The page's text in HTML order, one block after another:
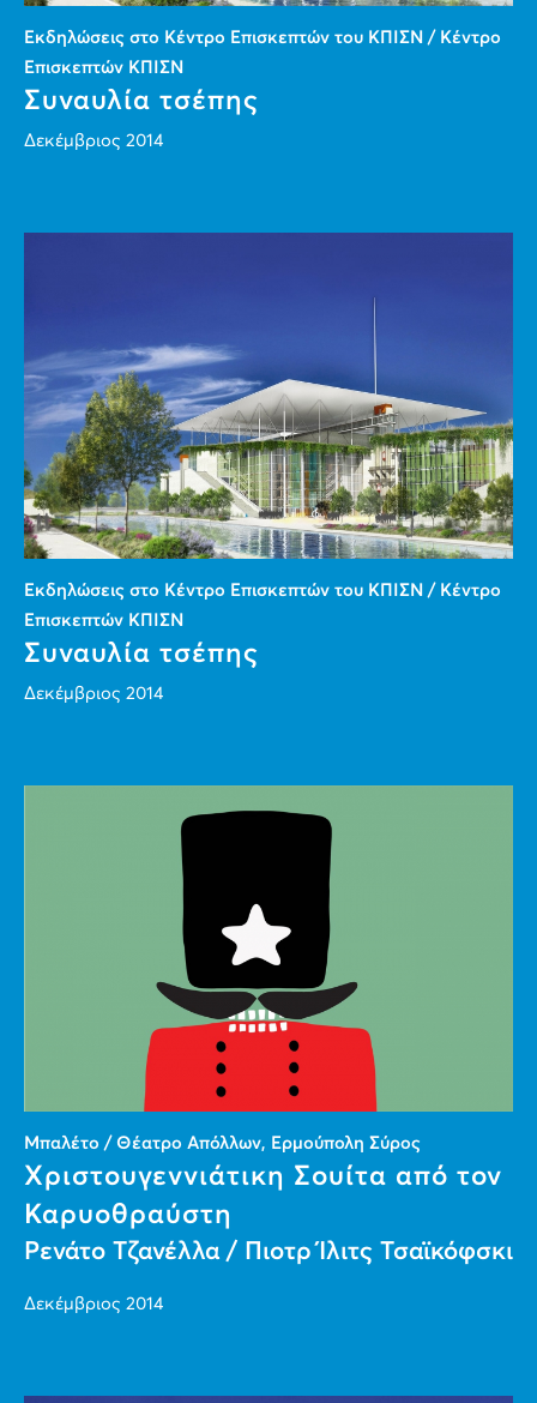
Εκδηλώσεις στο Κέντρο Επισκεπτών του ΚΠΙΣΝ / Κέντρο
Επισκεπτών ΚΠΙΣΝ
Συναυλία τσέπης
Δεκέμβριος 2014
Εκδηλώσεις στο Κέντρο Επισκεπτών του ΚΠΙΣΝ / Κέντρο
Επισκεπτών ΚΠΙΣΝ
Συναυλία τσέπης
Δεκέμβριος 2014
Μπαλέτο / Θέατρο Απόλλων, Ερμούπολη Σύρος
Xριστουγεννιάτικη Σουίτα από τον
Καρυοθραύστη
Ρενάτο Τζανέλλα / Πιοτρ Ίλιτς Τσαϊκόφσκι
Δεκέμβριος 2014